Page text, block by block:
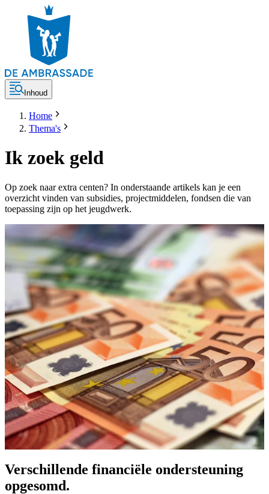
Inhoud
Home
Thema's
Ik zoek geld
Op zoek naar extra centen? In onderstaande artikels kan je een
overzicht vinden van subsidies, projectmiddelen, fondsen die van
toepassing zijn op het jeugdwerk.
Verschillende financiële ondersteuning
opgesomd.